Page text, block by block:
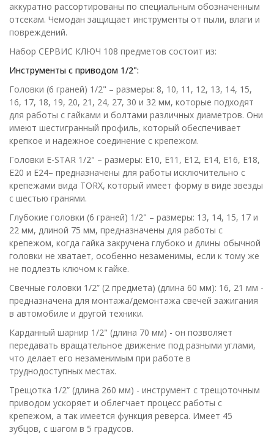
аккуратно рассортированы по специальным обозначенным
отсекам. Чемодан защищает инструменты от пыли, влаги и
повреждений.
Набор СЕРВИС КЛЮЧ 108 предметов состоит из:
Инструменты с приводом 1/2":
Головки (6 граней) 1/2" – размеры: 8, 10, 11, 12, 13, 14, 15,
16, 17, 18, 19, 20, 21, 24, 27, 30 и 32 мм, которые подходят
для работы с гайками и болтами различных диаметров. Они
имеют шестигранный профиль, который обеспечивает
крепкое и надежное соединение с крепежом.
Головки E-STAR 1/2" – размеры: Е10, Е11, Е12, Е14, Е16, Е18,
Е20 и Е24– предназначены для работы исключительно с
крепежами вида TORX, который имеет форму в виде звезды
с шестью гранями.
Глубокие головки (6 граней) 1/2" – размеры: 13, 14, 15, 17 и
22 мм, длиной 75 мм, предназначены для работы с
крепежом, когда гайка закручена глубоко и длины обычной
головки не хватает, особенно незаменимы, если к тому же
не подлезть ключом к гайке.
Свечные головки 1/2” (2 предмета) (длина 60 мм): 16, 21 мм -
предназначена для монтажа/демонтажа свечей зажигания
в автомобиле и другой техники.
Карданный шарнир 1/2" (длина 70 мм) - он позволяет
передавать вращательное движение под разными углами,
что делает его незаменимым при работе в
труднодоступных местах.
Трещотка 1/2” (длина 260 мм) - инструмент с трещоточным
приводом ускоряет и облегчает процесс работы с
крепежом, а так имеется функция реверса. Имеет 45
зубцов, с шагом в 5 градусов.